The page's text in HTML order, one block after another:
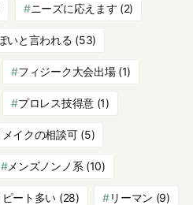
ニーズに応えます (2)
いと言われる (53)
フィジーク大会出場(1)
プロレス技得意(1)
イクの相談可(5)
メンズノンノ系 (10)
ート多い (28) リーマン (9)